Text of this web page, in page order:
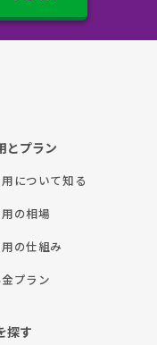
とプラン
について知る
の相場
の仕組み
プラン
探す